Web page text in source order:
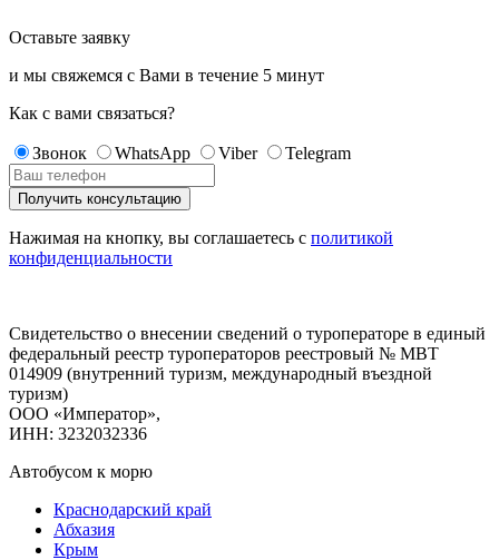
Оставьте заявку
и мы свяжемся с Вами в течение 5 минут
Как с вами связаться?
Звонок WhatsApp Viber Telegram
Нажимая на кнопку, вы соглашаетесь с политикой
конфиденциальности
Свидетельство о внесении сведений о туроператоре в единый
федеральный реестр туроператоров реестровый № МВТ
014909 (внутренний туризм, международный въездной
туризм)
ООО «Император»,
ИНН: 3232032336
Автобусом к морю
Краснодарский край
Абхазия
Крым